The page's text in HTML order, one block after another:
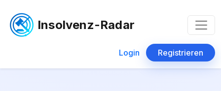
Insolvenz-Radar
Login Registrieren